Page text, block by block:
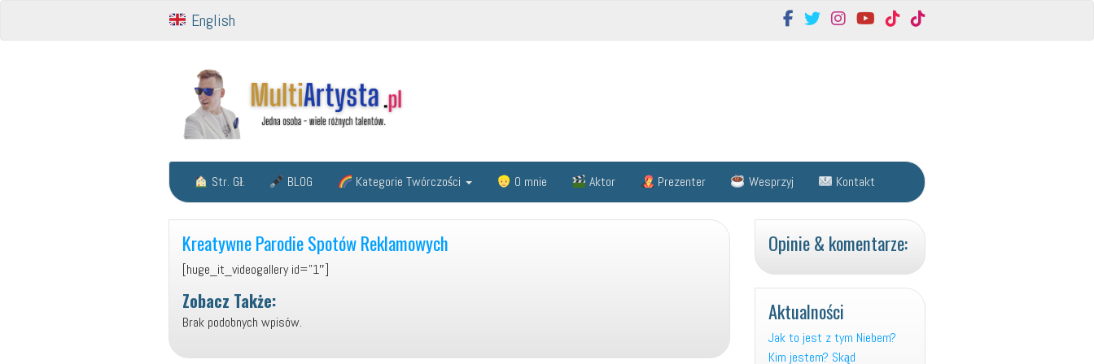
English
Str. Gł. BLOG Kategorie Twórczości O mnie Aktor Prezenter Wesprzyj Kontakt
Kreatywne Parodie Spotów Reklamowych
[huge_it_videogallery id=”1″]
Zobacz Także:
Brak podobnych wpisów.
Opinie & komentarze:
Aktualności
Jak to jest z tym Niebem?
Kim jestem? Skąd